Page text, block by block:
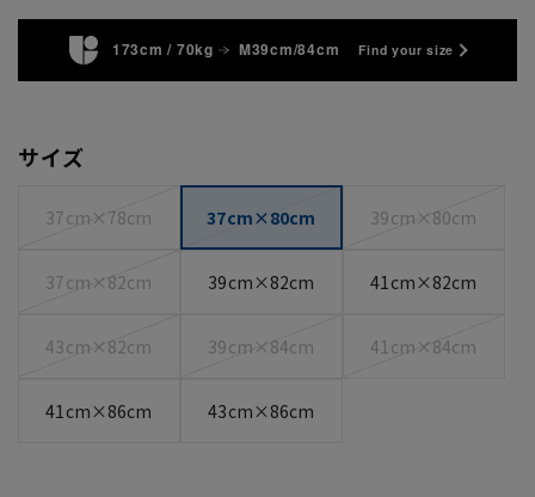
173cm / 70kg M39cm/84cm Find your size
サイズ
37cm×78cm 37cm×80cm 39cm×80cm
37cm×82cm 39cm×82cm 41cm×82cm
43cm×82cm 39cm×84cm 41cm×84cm
41cm×86cm 43cm×86cm